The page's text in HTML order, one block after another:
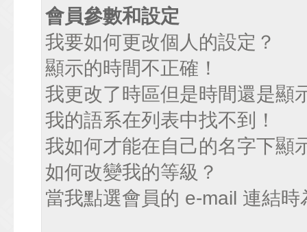
會員參數和設定
我要如何更改個人的設定？
顯示的時間不正確！
我更改了時區但是時間還是顯
我的語系在列表中找不到！
我如何才能在自己的名字下顯
如何改變我的等級？
當我點選會員的 e-mail 連結